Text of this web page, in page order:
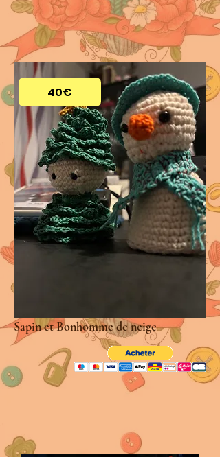
40€
Sapin et Bonhomme de neige